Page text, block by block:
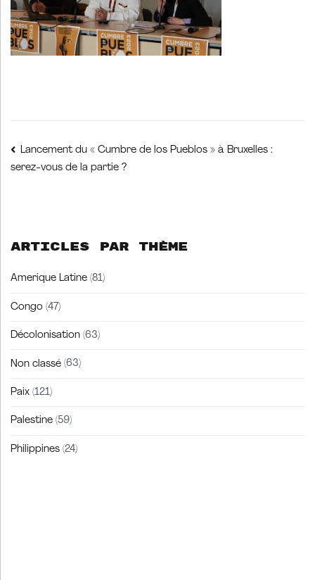
Navigation
Lancement du « Cumbre de los Pueblos » à Bruxelles :
serez-vous de la partie ?
Articles par thème
Amerique Latine (81)
Congo (47)
Décolonisation (63)
Non classé (63)
Paix (121)
Palestine (59)
Philippines (24)